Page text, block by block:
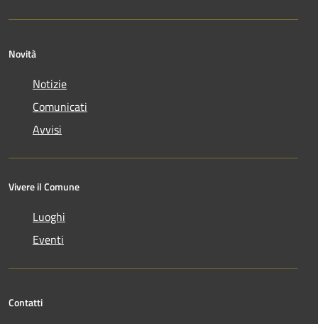
Novità
Notizie
Comunicati
Avvisi
Vivere il Comune
Luoghi
Eventi
Contatti